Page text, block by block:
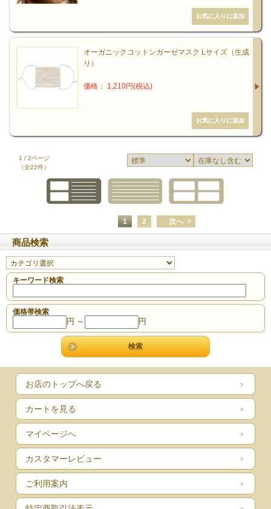
オーガニックコットンガーゼマスク Lサイズ（生成
り）
価格： 1,210円(税込)
1 / 2ページ
（全22件）
1 2 次へ
商品検索
キーワード検索
価格帯検索
円 ～ 円
お店のトップへ戻る
カートを見る
マイページへ
カスタマーレビュー
ご利用案内